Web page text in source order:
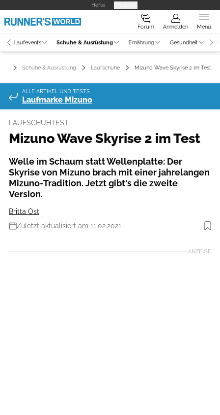
Hefte
Forum Anmelden Menü
Laufevents Schuhe & Ausrüstung Ernährung Gesundheit
Schuhe & Ausrüstung Laufschuhe Mizuno Wave Skyrise 2 im Test
ALLE ARTIKEL UND TESTS
Laufmarke Mizuno
LAUFSCHUHTEST
Mizuno Wave Skyrise 2 im Test
Welle im Schaum statt Wellenplatte: Der
Skyrise von Mizuno brach mit einer jahrelangen
Mizuno-Tradition. Jetzt gibt's die zweite
Version.
Britta Ost
Zuletzt aktualisiert am 11.02.2021
Foto: Hersteller
ANZEIGE